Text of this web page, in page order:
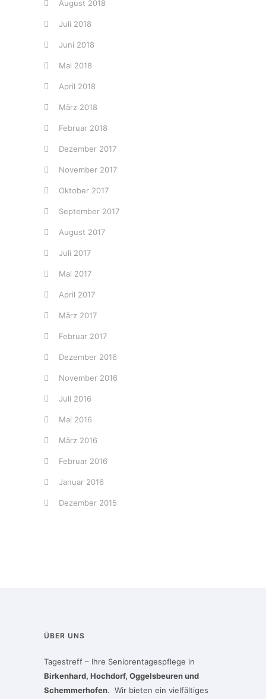
August 2018
Juli 2018
Juni 2018
Mai 2018
April 2018
März 2018
Februar 2018
Dezember 2017
November 2017
Oktober 2017
September 2017
August 2017
Juli 2017
Mai 2017
April 2017
März 2017
Februar 2017
Dezember 2016
November 2016
Juli 2016
Mai 2016
März 2016
Februar 2016
Januar 2016
Dezember 2015
ÜBER UNS
Tagestreff – Ihre Seniorentagespflege in
Birkenhard, Hochdorf, Oggelsbeuren und
Schemmerhofen. Wir bieten ein vielfältiges